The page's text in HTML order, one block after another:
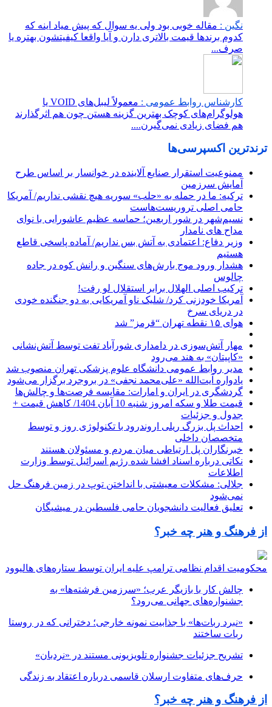
نگین : مقاله خوبی بود ولی یه سوال که پیش میاد اینه که
کدوم برندها قیمت بالاتری دارن و آیا واقعا کیفیتشون بهتره یا
صرف...
کارشناس روابط عمومی :
معمولاً لیبل‌های VOID یا
هولوگرام‌های کوچک بهترین گزینه هستن چون هم اثرگذارند
هم فضای زیادی نمی‌گیرن....
ترندترین اکسپرسی‌ها
ممنوعیت استقرار صنایع آلاینده در خوانسار بر اساس طرح
آمایش سرزمین
ترکیه: ما در حمله به «حلب» سوریه هیچ نقشی نداریم/ آمریکا
حامی اصلی تروریست‌هاست
نسیم‌شهر در شور اربعین؛ حماسه عظیم عاشورایی با نوای
مداح های نامدار
وزیر دفاع: اعتمادی به آتش بس نداریم/ آماده پاسخی قاطع
هستیم
هشدار ورود موج بارش‌های سنگین و رانش کوه در جاده
چالوس
ترکیب اصلی الهلال برابر استقلال لو رفت!
آمریکا خودزنی کرد/ شلیک ناو آمریکایی به دو جنگنده خودی
در دریای سرخ
هوای ۱۵ نقطه تهران “قرمز” شد
مهار آتش‌سوزی در دامداری شورآباد تفت توسط آتش‌نشانی
«کاپیتان» به هند می‌رود
مدیر روابط عمومی دانشگاه علوم پزشکی تهران منصوب شد
یادواره آیت‌الله «علی‌محمد نجفی» در بروجرد برگزار می‌شود
گردشگری در ایران و امارات: مقایسه فرصت‌ها و چالش‌ها
قیمت طلا و سکه امروز شنبه 10 آبان 1404/ کاهش قیمت +
جدول و جزئیات
احداث پل بزرگ ریلی اروندرود با تکنولوژی روز و توسط
متخصصان داخلی
خبرنگاران پل ارتباطی میان مردم و مسئولان هستند
نکاتی درباره اسناد افشا شده رژیم اسرائیل توسط وزارت
اطلاعات
جلالی: مشکلات معیشتی با انداختن توپ در زمین فرهنگ حل
نمی‌شود
تعلیق فعالیت دانشجویان حامی فلسطین در میشیگان
از فرهنگ و هنر چه خبر؟
محکومیت اقدام نظامی ترامپ علیه ایران توسط ستاره‌های هالیوود
چالش کار با بازیگر عرب؛ «سرزمین فرشته‌ها» به
جشنواره‌های جهانی می‌رود؟
«نبرد ربات‌ها» با جذابیت نمونه خارجی؛ دخترانی که در روستا
ربات ساختند
تشریح جزئیات جشنواره‌ تلویزیونی مستند در «نردبان»
حرف‌های متفاوت ارسلان قاسمی درباره اعتقاد به زندگی
از فرهنگ و هنر چه خبر؟